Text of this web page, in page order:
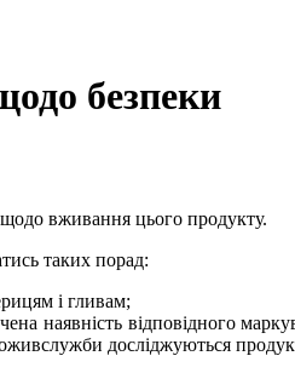
безпеки
вживання цього продукту.
таких порад:
і гливам;
наявність відповідного
досліджуються